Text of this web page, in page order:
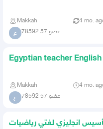
Makkah 4 mo.
ع عضو 57 78592
Egyptian teacher
Makkah 4 mo.
ع عضو 57 78592
انجليزي لغتي رياضيات